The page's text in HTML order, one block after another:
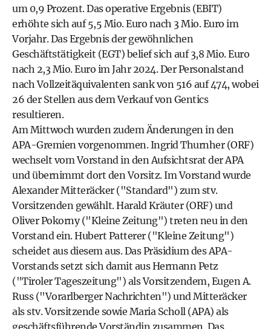
um 0,9 Prozent. Das operative Ergebnis (EBIT)
erhöhte sich auf 5,5 Mio. Euro nach 3 Mio. Euro im
Vorjahr. Das Ergebnis der gewöhnlichen
Geschäftstätigkeit (EGT) belief sich auf 3,8 Mio. Euro
nach 2,3 Mio. Euro im Jahr 2024. Der Personalstand
nach Vollzeitäquivalenten sank von 516 auf 474, wobei
26 der Stellen aus dem Verkauf von Gentics
resultieren.
Am Mittwoch wurden zudem Änderungen in den
APA-Gremien vorgenommen. Ingrid Thurnher (ORF)
wechselt vom Vorstand in den Aufsichtsrat der APA
und übernimmt dort den Vorsitz. Im Vorstand wurde
Alexander Mitteräcker ("Standard") zum stv.
Vorsitzenden gewählt. Harald Kräuter (ORF) und
Oliver Pokorny ("Kleine Zeitung") treten neu in den
Vorstand ein. Hubert Patterer ("Kleine Zeitung")
scheidet aus diesem aus. Das Präsidium des APA-
Vorstands setzt sich damit aus Hermann Petz
("Tiroler Tageszeitung") als Vorsitzendem, Eugen A.
Russ ("Vorarlberger Nachrichten") und Mitteräcker
als stv. Vorsitzende sowie Maria Scholl (APA) als
geschäftsführende Vorständin zusammen. Das